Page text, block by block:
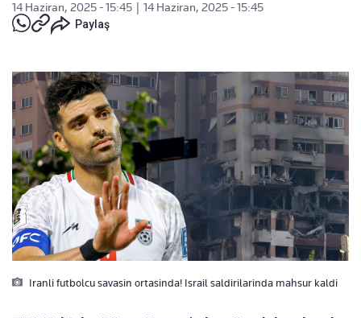
14 Haziran, 2025 - 15:45
14 Haziran, 2025 - 15:45
Paylaş
Iranli futbolcu savasin ortasinda! Israil saldirilarinda mahsur kaldi